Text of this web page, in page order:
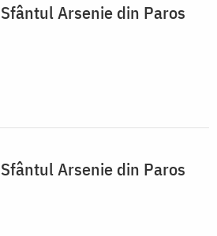
Sfântul Arsenie din Paros
Sfântul Arsenie din Paros